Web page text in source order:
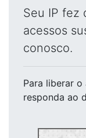
Seu IP fez
acessos
conosco.
Para liberar o
responda ao